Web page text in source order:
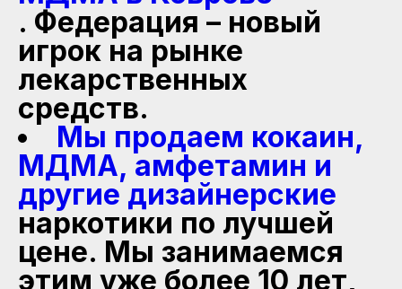
. Федерация – новый
игрок на рынке
лекарственных
средств.
Мы продаем кокаин,
МДМА, амфетамин и
другие дизайнерские
наркотики по лучшей
цене. Мы занимаемся
этим уже более 10 лет,